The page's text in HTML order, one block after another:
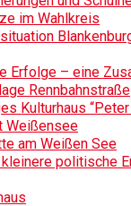
im Wahlkreis
Erfolge – eine
Rennbahnstraße
Kulturhaus
Weißensee
am Weißen See
politische